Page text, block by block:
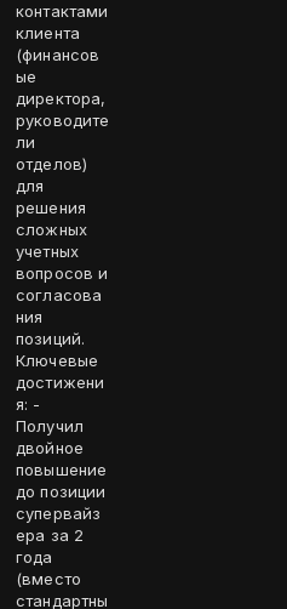
контактами
клиента
(финансов
ые
директора,
руководите
ли
отделов)
для
решения
сложных
учетных
вопросов и
согласова
ния
позиций.
Ключевые
достижени
я: -
Получил
двойное
повышение
до позиции
супервайз
ера за 2
года
(вместо
стандартны